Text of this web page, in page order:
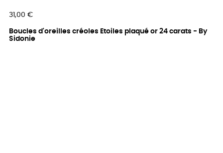
Prix
31,00 €
Boucles d'oreilles créoles Etoiles plaqué or 24 carats - By
Sidonie